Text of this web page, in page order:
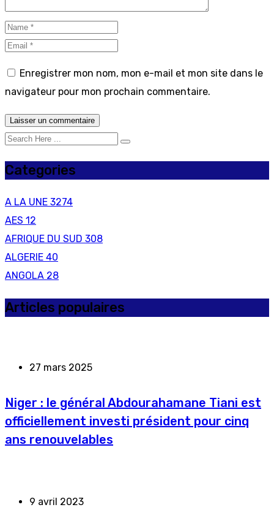
Enregistrer mon nom, mon e-mail et mon site dans le
navigateur pour mon prochain commentaire.
Categories
A LA UNE 3274
AES 12
AFRIQUE DU SUD 308
ALGERIE 40
ANGOLA 28
Articles populaires
27 mars 2025
Niger : le général Abdourahamane Tiani est
officiellement investi président pour cinq
ans renouvelables
9 avril 2023